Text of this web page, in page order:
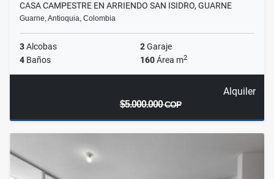
CASA CAMPESTRE EN ARRIENDO SAN ISIDRO, GUARNE
Guarne, Antioquia, Colombia
3Alcobas 2Garaje
4 Baños 160Área m2
Alquiler
$5.000.000COP